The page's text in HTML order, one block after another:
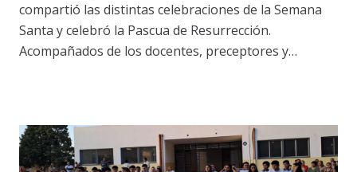
compartió las distintas celebraciones de la Semana
Santa y celebró la Pascua de Resurrección.
Acompañados de los docentes, preceptores y…